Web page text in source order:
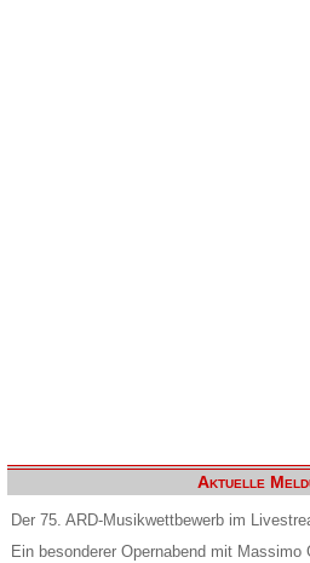
Aktuelle
Der 75. ARD-Musikwettbewerb im
Ein besonderer Opernabend mit Massimo